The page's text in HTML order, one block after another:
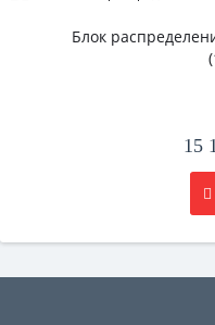
Блок
15